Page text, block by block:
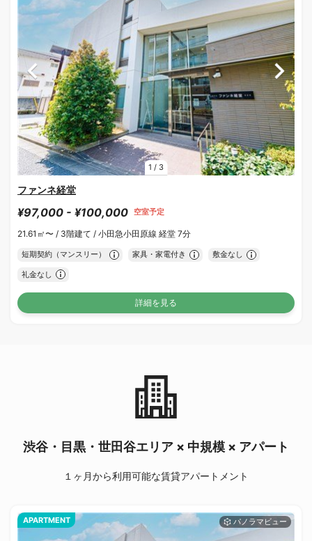
1 / 3
ファンネ経堂
¥97,000 - ¥100,000 空室予定
21.61㎡〜 / 3階建て / 小田急小田原線 経堂 7分
短期契約（マンスリー） 家具・家電付き 敷金なし
礼金なし
詳細を見る
渋谷・目黒・世田谷エリア × 中規模 × アパート
１ヶ月から利用可能な賃貸アパートメント
APARTMENT